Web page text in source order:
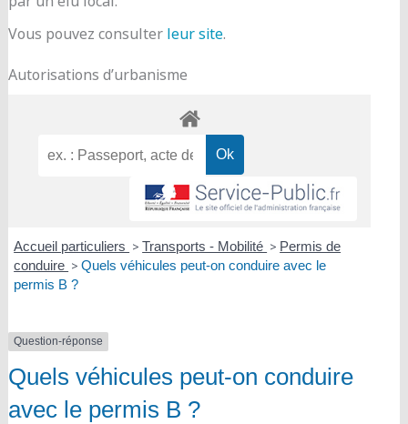
Vous pouvez consulter leur site.
Autorisations d’urbanisme
Accueil particuliers > Transports - Mobilité > Permis de
conduire > Quels véhicules peut-on conduire avec le
permis B ?
Question-réponse
Quels véhicules peut-on conduire
avec le permis B ?